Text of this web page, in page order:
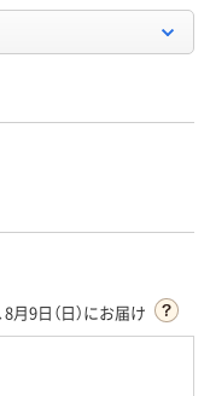
月9日（日）にお届け